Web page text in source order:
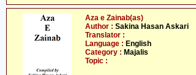
Aza e Zainab(as)
Author : Sakina Hasan Askari
Translator :
Language : English
Category : Majalis
Topic :